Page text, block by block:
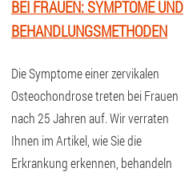
BEI FRAUEN: SYMPTOME UND
BEHANDLUNGSMETHODEN
Die Symptome einer zervikalen
Osteochondrose treten bei Frauen
nach 25 Jahren auf. Wir verraten
Ihnen im Artikel, wie Sie die
Erkrankung erkennen, behandeln